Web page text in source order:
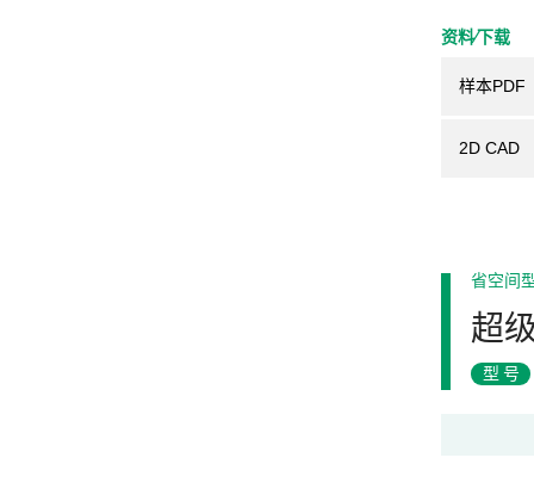
资料⁄下载
样本PDF
2D CAD
省空间
超
型号